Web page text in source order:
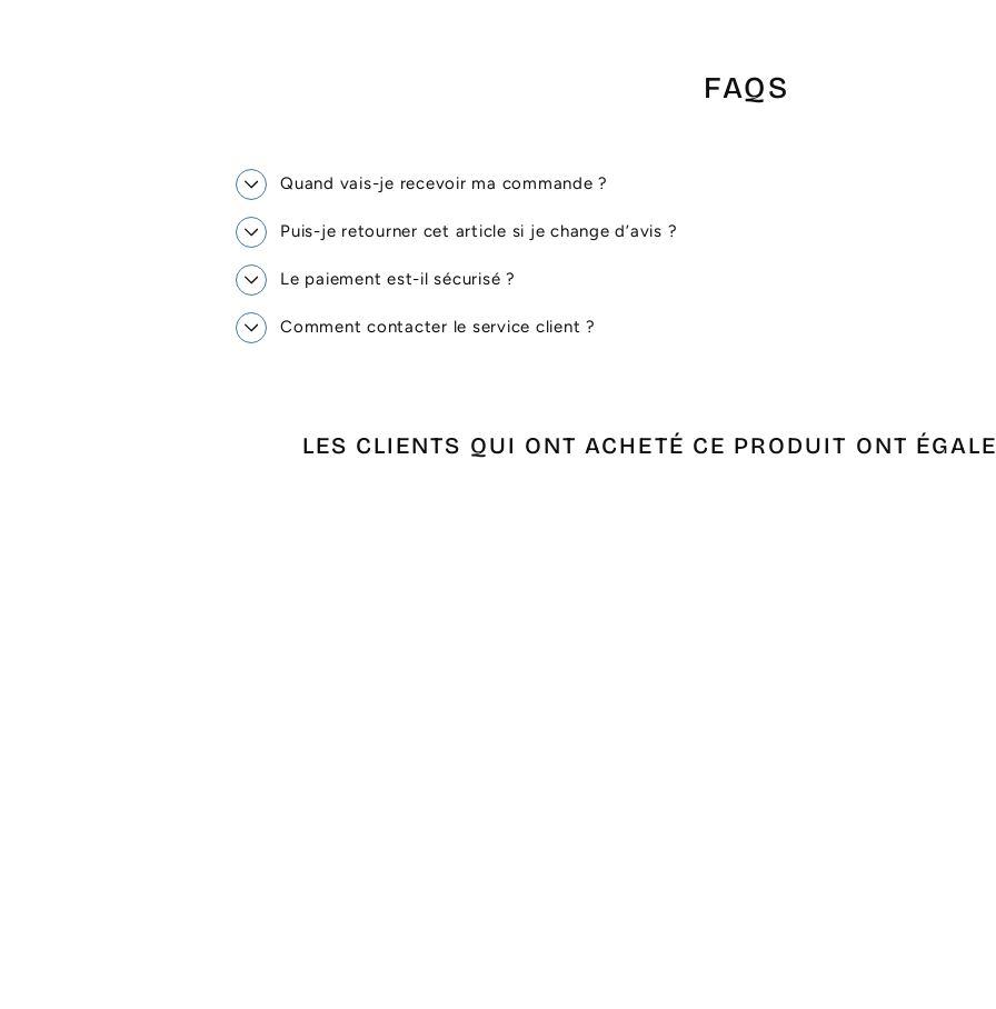
FAQS
Quand vais-je recevoir ma commande ?
Puis-je retourner cet article si je change d’avis ?
Le paiement est-il sécurisé ?
Comment contacter le service client ?
LES CLIENTS QUI ONT ACHETÉ CE PRODUIT ONT